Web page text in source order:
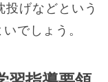
げなどという
でしょう。